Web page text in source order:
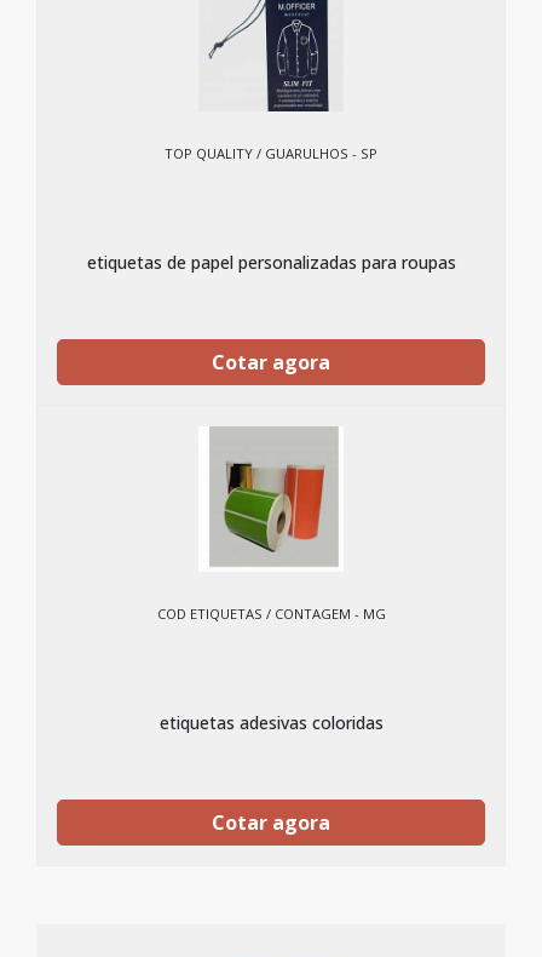
TOP QUALITY / GUARULHOS - SP
etiquetas de papel personalizadas para roupas
Cotar agora
COD ETIQUETAS / CONTAGEM - MG
etiquetas adesivas coloridas
Cotar agora